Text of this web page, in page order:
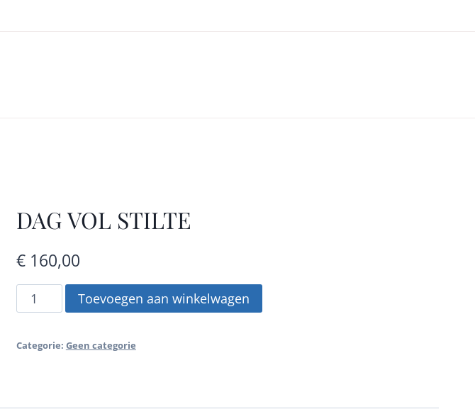
DAG VOL STILTE
€160,00
DAG
VOL
aantal
Toevoegen aan winkelwagen
Categorie: Geen categorie